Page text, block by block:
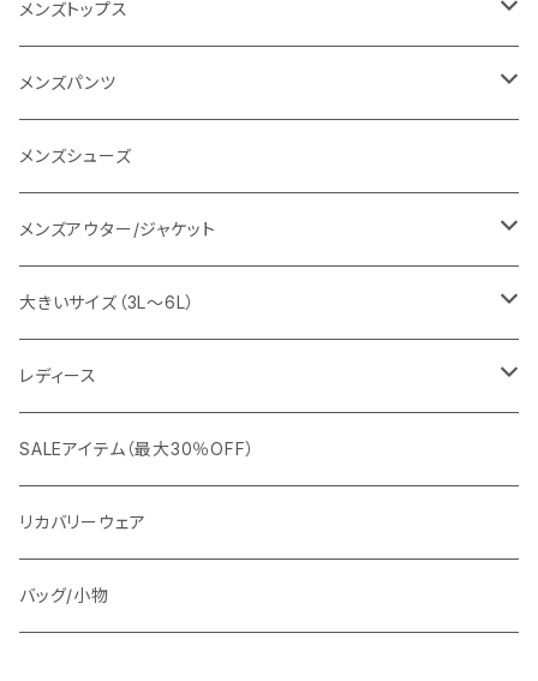
go slow caravan
SY32 by SWEET YEARS
URBAN SQUARE
EDWIN
snow peak
G-stage
TETEHOMME
TAION
レディース
スーツ
カジュアルセットアップ
スラックス
ワイシャツ
シューズ
フォーマル
Tシャツ/ポロシャツ
メンズトップス
Tシャツ/カットソー
シャツ/ポロシャツ
パーカー/スウェット
ニット
メンズパンツ
デニムパンツ
イージーパンツ
スラックス
メンズシューズ
メンズアウター/ジャケット
ジャケット
カジュアルジャケット
ビジネスジャケット
ブルゾン
コート
マウンテンパーカー/アウトドア
ダウン / 中綿アウター
大きいサイズ（3L～6L）
ビジネス
セットアップ
ワイシャツ
カジュアル
ニット/Tシャツ/カットソー
スウェット/パーカー
アウター
レディース
アウター
トップス（ブラウス/カットソー）
ジャケット
SALEアイテム（最大30％OFF）
リカバリーウェア
バッグ/小物